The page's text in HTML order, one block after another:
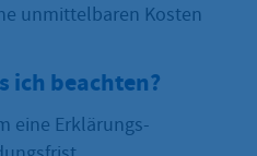
unmittelbaren Kosten
ich beachten?
eine Erklärungs-